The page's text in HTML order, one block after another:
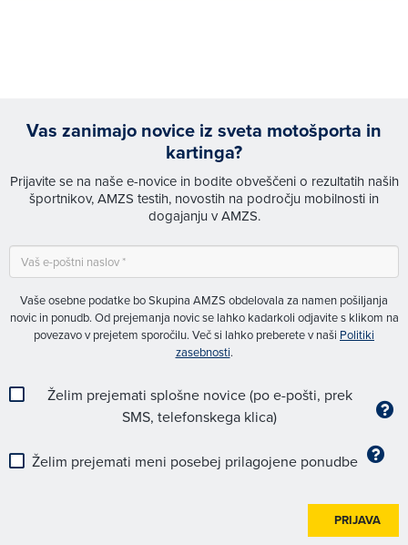
Vas zanimajo novice iz sveta motošporta in
kartinga?
Prijavite se na naše e-novice in bodite obveščeni o rezultatih naših
športnikov, AMZS testih, novostih na področju mobilnosti in
dogajanju v AMZS.
Vaše osebne podatke bo Skupina AMZS obdelovala za namen pošiljanja
novic in ponudb. Od prejemanja novic se lahko kadarkoli odjavite s klikom na
povezavo v prejetem sporočilu. Več si lahko preberete v naši Politiki
zasebnosti.
Želim prejemati splošne novice (po e-pošti, prek
SMS, telefonskega klica)
Želim prejemati meni posebej prilagojene ponudbe
PRIJAVA